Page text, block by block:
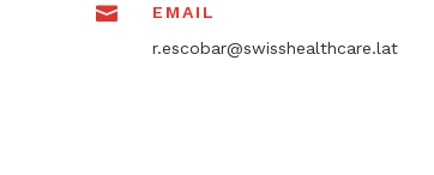

EMAIL
r.escobar@swisshealthcare.lat